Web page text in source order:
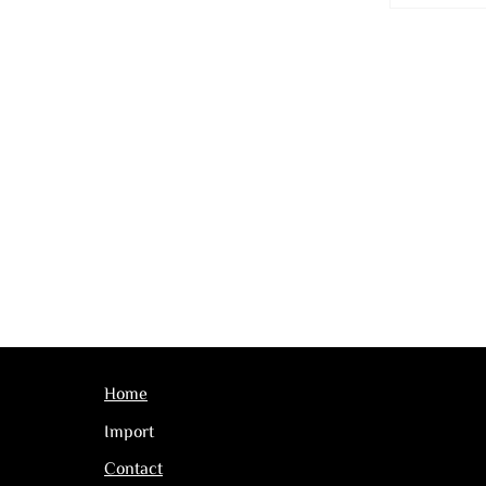
Home
Import
Contact